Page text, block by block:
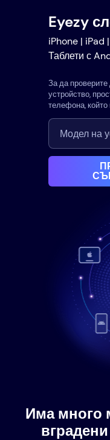
Eyezy
iPhone | iPad
Таблети с
За да
устройство,
телефона,
Има много